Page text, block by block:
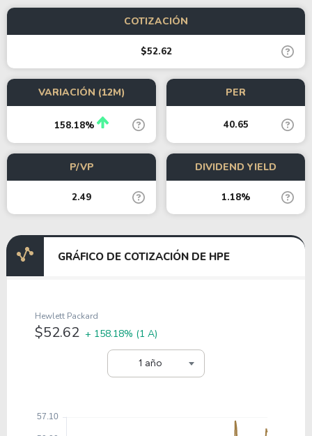
COTIZACIÓN
$52.62
VARIACIÓN (12M)
158.18%
PER
40.65
P/VP
2.49
DIVIDEND YIELD
1.18%
GRÁFICO DE COTIZACIÓN DE HPE
1 año
Hewlett Packard
$52.62 + 158.18% (1 A)